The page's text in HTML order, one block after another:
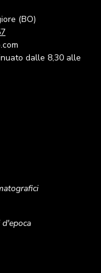
(BO)
dalle 8,30 alle